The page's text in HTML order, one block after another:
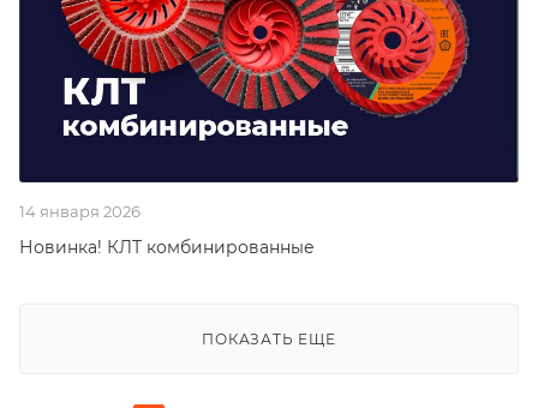
14 января 2026
Новинка! КЛТ комбинированные
ПОКАЗАТЬ ЕЩЕ